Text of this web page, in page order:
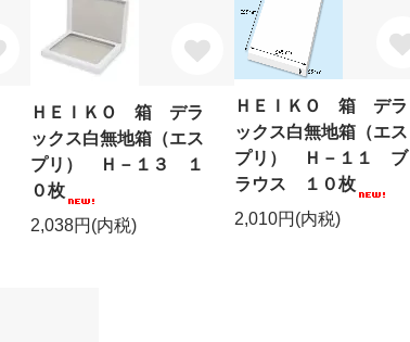
ＨＥＩＫＯ 箱 デラ
ックス白無地箱（エス
プリ） Ｈ－１３ １
０枚
2,038円(内税)
ＨＥＩＫＯ 箱 デラ
ックス白無地箱（エス
プリ） Ｈ－１１ ブ
ラウス １０枚
2,010円(内税)